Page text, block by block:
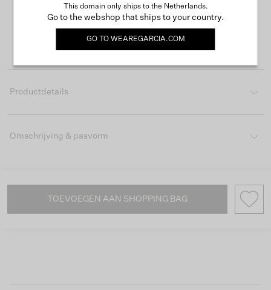
Gratis verzending vanaf €50
Productdetails
Omschrijving & pasvorm
TOEVOEGEN AAN SHOPPING BAG
This domain only ships to the Netherlands.
Go to the webshop that ships to your country.
GO TO WEAREGARCIA.COM